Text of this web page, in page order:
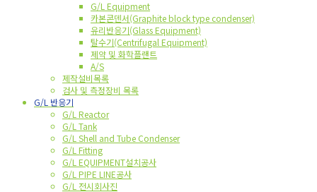
G/L Equipment
카본콘덴서(Graphite block type condenser)
유리반응기(Glass Equipment)
탈수기(Centrifugal Equipment)
제약 및 화학플랜트
A/S
제작설비목록
검사 및 측정장비 목록
G/L 반응기
G/L Reactor
G/L Tank
G/L Shell and Tube Condenser
G/L Fitting
G/L EQUIPMENT설치공사
G/L PIPE LINE공사
G/L 전시회사진